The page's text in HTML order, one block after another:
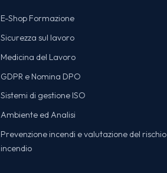
E-Shop Formazione
Sicurezza sul lavoro
Medicina del Lavoro
GDPR e Nomina DPO
Sistemi di gestione ISO
Ambiente ed Analisi
Prevenzione incendi e valutazione del rischio
incendio